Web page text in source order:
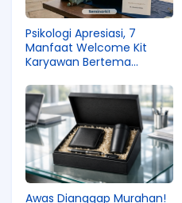
Psikologi Apresiasi, 7
Manfaat Welcome Kit
Karyawan Bertema
Awas Dianggap Murahan!